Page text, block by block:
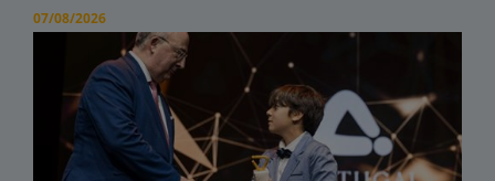
07/08/2026